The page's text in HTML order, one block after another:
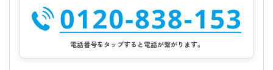
電話番号をタップすると電話が繋がります。